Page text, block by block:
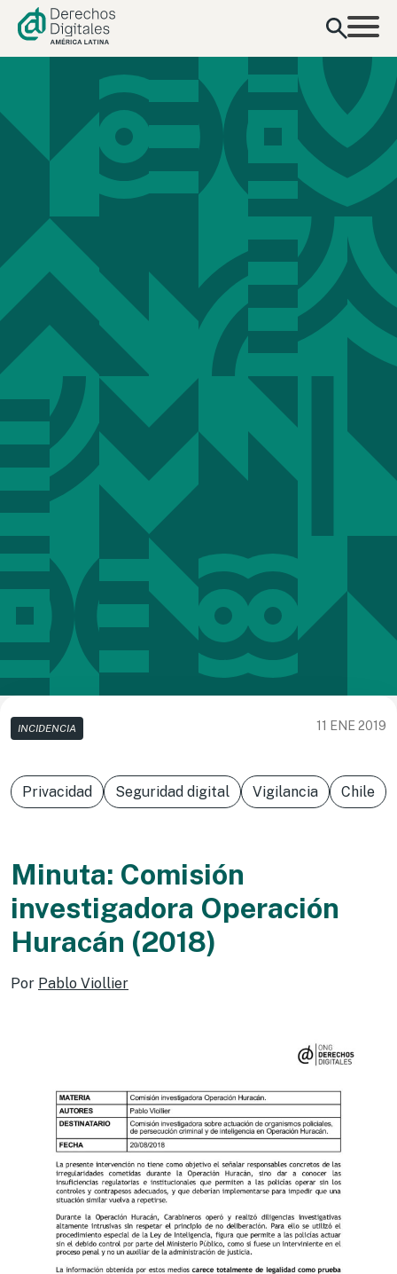
contenido
INCIDENCIA 11 ENE 2019
Privacidad Seguridad digital Vigilancia Chile
Minuta: Comisión
investigadora Operación
Huracán (2018)
Por Pablo Viollier